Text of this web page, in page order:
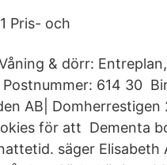
Pris- och
& dörr:
614 30
AB| Domherrestigen
för att Dementa
säger Elisabeth